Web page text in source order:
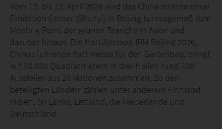
Vom 10. bis 12. April 2026 wird das China International
Exhibition Center (Shunyi) in Beijing turnusgemäß zum
Meeting-Point der grünen Branche in Asien und
darüber hinaus. Die Hortiflorexpo IPM Beijing 2026,
Chinas führende Fachmesse für den Gartenbau, bringt
auf 50.000 Quadratmetern in drei Hallen rund 700
Aussteller aus 20 Nationen zusammen. Zu den
beteiligten Ländern zählen unter anderem Finnland,
Indien, Sri Lanka, Lettland, die Niederlande und
Deutschland.